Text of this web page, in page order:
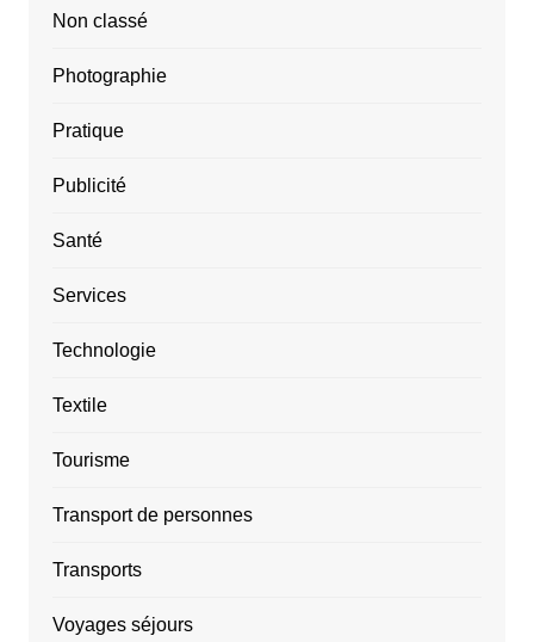
Non classé
Photographie
Pratique
Publicité
Santé
Services
Technologie
Textile
Tourisme
Transport de personnes
Transports
Voyages séjours